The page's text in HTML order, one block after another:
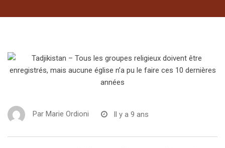
Par Marie Ordioni Il y a 9 ans